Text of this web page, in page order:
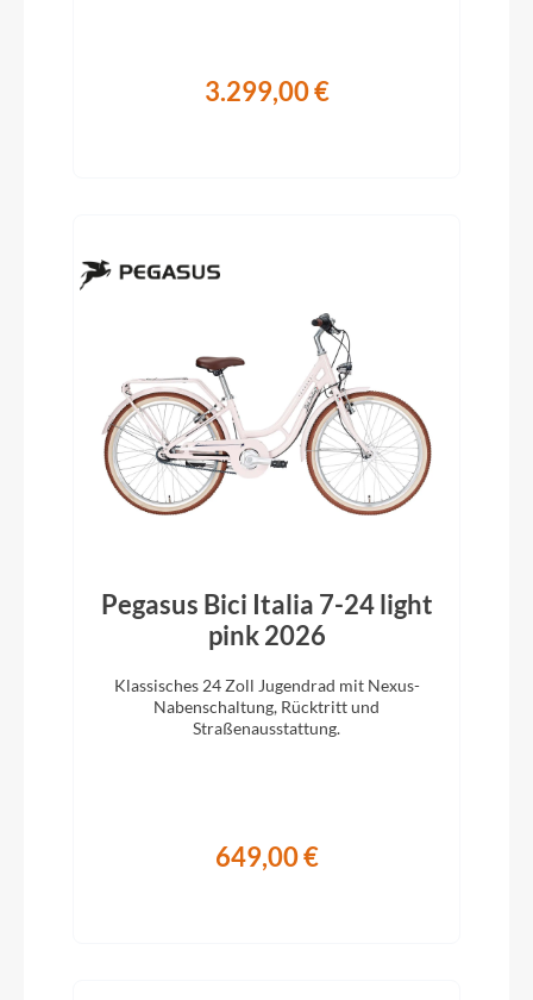
3.299,00 €
Pegasus Bici Italia 7-24 light
pink 2026
Klassisches 24 Zoll Jugendrad mit Nexus-
Nabenschaltung, Rücktritt und
Straßenausstattung.
649,00 €